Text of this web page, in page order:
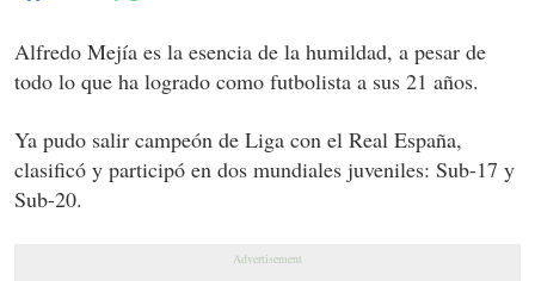
Alfredo Mejía es la esencia de la humildad, a pesar de
todo lo que ha logrado como futbolista a sus 21 años.
Ya pudo salir campeón de Liga con el Real España,
clasificó y participó en dos mundiales juveniles: Sub-17 y
Sub-20.